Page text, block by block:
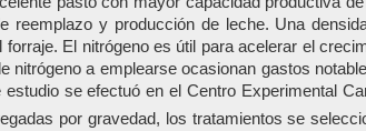
y producción de leche. Una
El nitrógeno es útil para acelerar el
nitrógeno a emplearse ocasionan gastos
se efectuó en el Centro Experimental
por gravedad, los tratamientos se